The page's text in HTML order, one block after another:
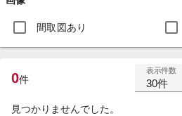
間取図あり
0件
表示件数
30件
見つかりませんでした。